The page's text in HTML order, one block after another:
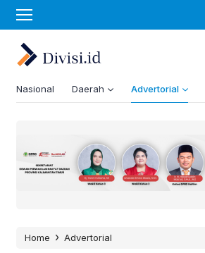
Nasional Daerah Advertorial
Home › Advertorial